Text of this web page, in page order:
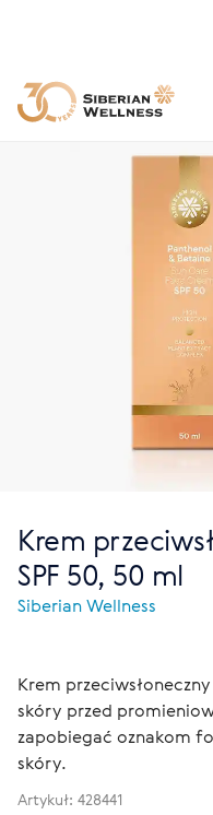
Krem
SPF 50, 50 ml
Siberian Wellness
Krem
skóry przed
zapobiegać oznakom
skóry.
Artykuł: 428441